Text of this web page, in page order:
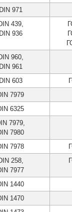
DIN 971
439,
DIN 936
960,
DIN 961
DIN 603
7979
6325
7979,
7980
7978
258,
7977
1440
1470